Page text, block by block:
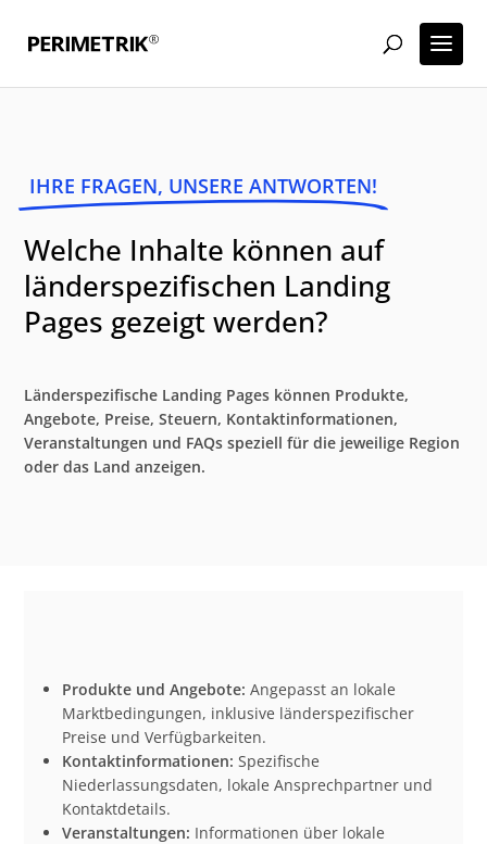
IHRE FRAGEN, UNSERE ANTWORTEN!
Welche Inhalte können auf
länderspezifischen Landing
Pages gezeigt werden?
Länderspezifische Landing Pages können Produkte,
Angebote, Preise, Steuern, Kontaktinformationen,
Veranstaltungen und FAQs speziell für die jeweilige Region
oder das Land anzeigen.
Produkte und Angebote: Angepasst an lokale
Marktbedingungen, inklusive länderspezifischer
Preise und Verfügbarkeiten.
Kontaktinformationen: Spezifische
Niederlassungsdaten, lokale Ansprechpartner und
Kontaktdetails.
Veranstaltungen: Informationen über lokale